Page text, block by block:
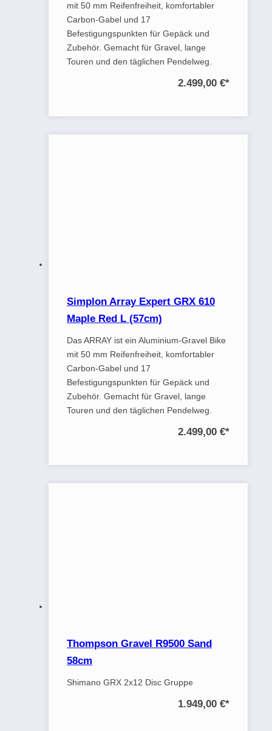
mit 50 mm Reifenfreiheit, komfortabler
Carbon-Gabel und 17
Befestigungspunkten für Gepäck und
Zubehör. Gemacht für Gravel, lange
Touren und den täglichen Pendelweg.
2.499,00 €*
Simplon Array Expert GRX 610
Maple Red L (57cm)
Das ARRAY ist ein Aluminium-Gravel Bike
mit 50 mm Reifenfreiheit, komfortabler
Carbon-Gabel und 17
Befestigungspunkten für Gepäck und
Zubehör. Gemacht für Gravel, lange
Touren und den täglichen Pendelweg.
2.499,00 €*
Thompson Gravel R9500 Sand
58cm
Shimano GRX 2x12 Disc Gruppe
1.949,00 €*